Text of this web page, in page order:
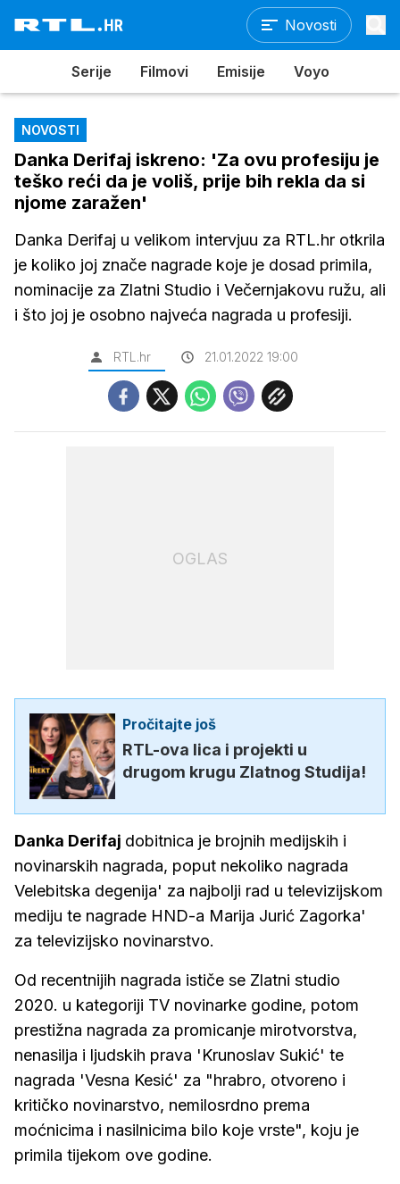
Novosti
Serije Filmovi Emisije Voyo
NOVOSTI
Danka Derifaj iskreno: 'Za ovu profesiju je
teško reći da je voliš, prije bih rekla da si
njome zaražen'
Danka Derifaj u velikom intervjuu za RTL.hr otkrila
je koliko joj znače nagrade koje je dosad primila,
nominacije za Zlatni Studio i Večernjakovu ružu, ali
i što joj je osobno najveća nagrada u profesiji.
RTL.hr 21.01.2022 19:00
OGLAS
Pročitajte još
RTL-ova lica i projekti u
drugom krugu Zlatnog Studija!
Danka Derifaj dobitnica je brojnih medijskih i
novinarskih nagrada, poput nekoliko nagrada
Velebitska degenija' za najbolji rad u televizijskom
mediju te nagrade HND-a Marija Jurić Zagorka'
za televizijsko novinarstvo.
Od recentnijih nagrada ističe se Zlatni studio
2020. u kategoriji TV novinarke godine, potom
prestižna nagrada za promicanje mirotvorstva,
nenasilja i ljudskih prava 'Krunoslav Sukić' te
nagrada 'Vesna Kesić' za "hrabro, otvoreno i
kritičko novinarstvo, nemilosrdno prema
moćnicima i nasilnicima bilo koje vrste", koju je
primila tijekom ove godine.